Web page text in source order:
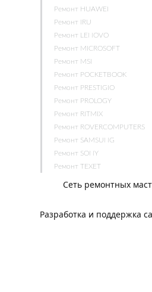
Ремонт HUAWEI
Ремонт IRU
Ремонт LENOVO
Ремонт MICROSOFT
Ремонт MSI
Ремонт POCKETBOOK
Ремонт PRESTIGIO
Ремонт PROLOGY
Ремонт RITMIX
Ремонт ROVERCOMPUTERS
Ремонт SAMSUNG
Ремонт SONY
Ремонт TEXET
Сеть ремонтных
Разработка и поддержка